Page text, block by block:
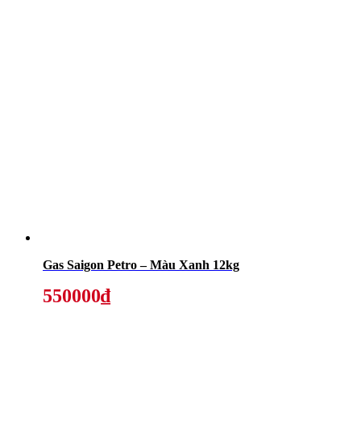
Gas Saigon Petro – Màu Xanh 12kg
550000₫